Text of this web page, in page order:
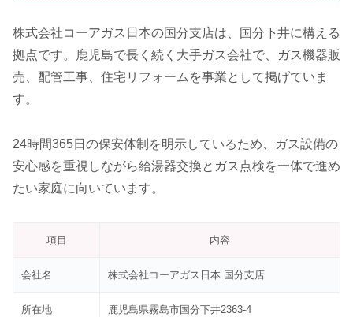
株式会社コーアガス日本の国分支店は、国分下井に構える
拠点です。鹿児島で長く続く大手ガス会社で、ガス機器販
売、配管工事、住宅リフォームを事業として掲げていま
す。
24時間365日の保安体制を明示しているため、ガス設備の
安心感を重視しながら給湯器交換とガス点検を一体で進め
たい家庭に向いています。
項目 内容
会社名 株式会社コーアガス日本 国分支店
所在地 鹿児島県霧島市国分下井2363-4